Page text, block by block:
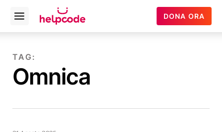
contenuto
Helpcode
Italia
Open
menu
DONA ORA
TAG:
Omnica